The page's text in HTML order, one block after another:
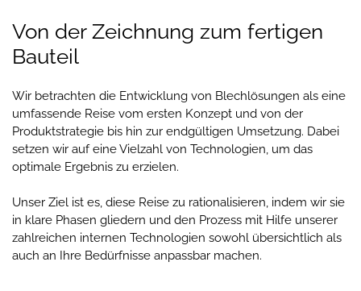
Von der Zeichnung zum fertigen
Bauteil
Wir betrachten die Entwicklung von Blechlösungen als eine
umfassende Reise vom ersten Konzept und von der
Produktstrategie bis hin zur endgültigen Umsetzung. Dabei
setzen wir auf eine Vielzahl von Technologien, um das
optimale Ergebnis zu erzielen.
Unser Ziel ist es, diese Reise zu rationalisieren, indem wir sie
in klare Phasen gliedern und den Prozess mit Hilfe unserer
zahlreichen internen Technologien sowohl übersichtlich als
auch an Ihre Bedürfnisse anpassbar machen.